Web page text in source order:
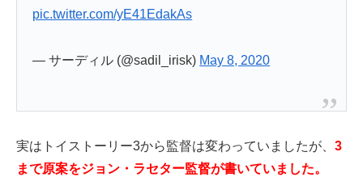
pic.twitter.com/yE41EdakAs
— サーディル (@sadil_irisk) May 8, 2020
実はトイストーリー3から監督は変わっていましたが、 3
まで原案をジョン・ラセター監督が書いていました。